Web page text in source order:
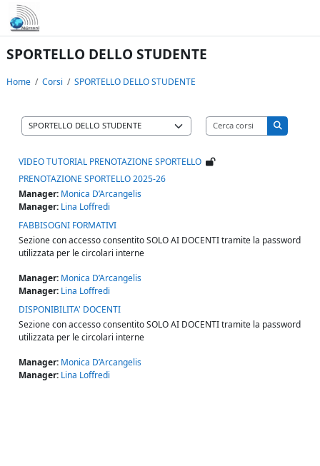
Vai al contenuto principale
SPORTELLO DELLO STUDENTE
Home Corsi SPORTELLO DELLO STUDENTE
Categorie di corso
Cerca corsi
Cerca
VIDEO TUTORIAL PRENOTAZIONE SPORTELLO
PRENOTAZIONE SPORTELLO 2025-26
Manager: Monica D’Arcangelis
Manager: Lina Loffredi
FABBISOGNI FORMATIVI
Sezione con accesso consentito SOLO AI DOCENTI tramite la password
utilizzata per le circolari interne
Manager: Monica D’Arcangelis
Manager: Lina Loffredi
DISPONIBILITA' DOCENTI
Sezione con accesso consentito SOLO AI DOCENTI tramite la password
utilizzata per le circolari interne
Manager: Monica D’Arcangelis
Manager: Lina Loffredi